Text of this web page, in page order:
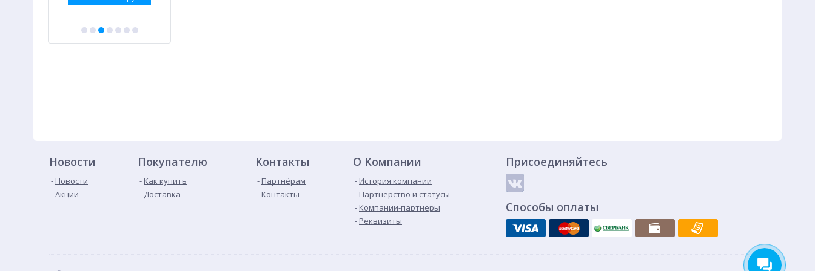
Новости
Новости
Акции
Покупателю
Как купить
Доставка
Контакты
Партнёрам
Контакты
О Компании
История компании
Партнёрство и статусы
Компании-партнеры
Реквизиты
Присоединяйтесь
Способы оплаты